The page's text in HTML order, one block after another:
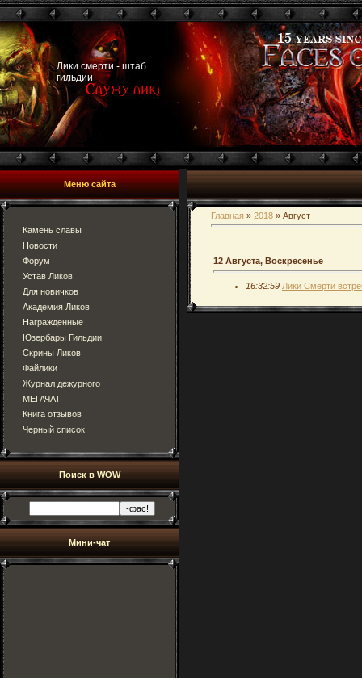
Лики смерти - штаб
гильдии
Меню сайта
Камень славы
Новости
Форум
Устав Ликов
Для новичков
Академия Ликов
Награжденные
Юзербары Гильдии
Скрины Ликов
Файлики
Журнал дежурного
МЕГАЧАТ
Книга отзывов
Черный список
Поиск в WOW
Мини-чат
Главная » 2018 » Август
12 Августа, Воскресенье
16:32:59 Лики Смерти